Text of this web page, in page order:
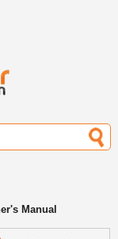
Manual